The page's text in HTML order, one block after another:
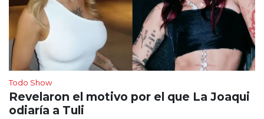
Todo Show
Revelaron el motivo por el que La Joaqui
odiaría a Tuli